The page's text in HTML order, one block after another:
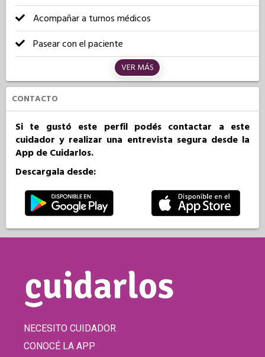
Acompañar a turnos médicos
Pasear con el paciente
VER MÁS
CONTACTO
Si te gustó este perfil podés contactar a este
cuidador y realizar una entrevista segura desde la
App de Cuidarlos.
Descargala desde:
NECESITO CUIDADOR
CONOCÉ LA APP